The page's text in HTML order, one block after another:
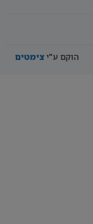
הוקם ע"י צימטים